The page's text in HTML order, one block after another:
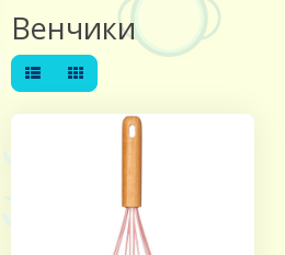
Венчики